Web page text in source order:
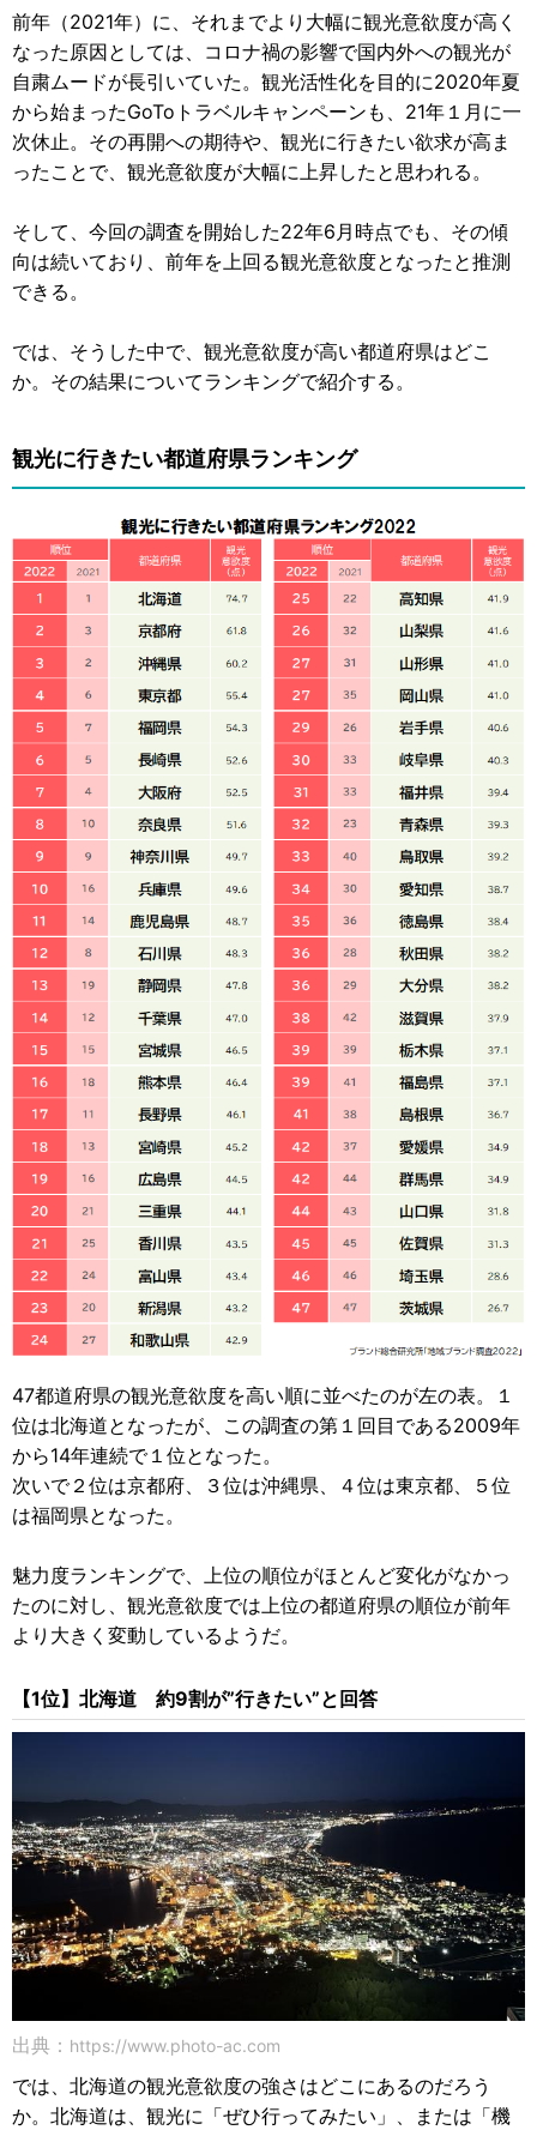
前年（2021年）に、それまでより大幅に観光意欲度が高く
なった原因としては、コロナ禍の影響で国内外への観光が
自粛ムードが長引いていた。観光活性化を目的に2020年夏
から始まったGoToトラベルキャンペーンも、21年１月に一
次休止。その再開への期待や、観光に行きたい欲求が高ま
ったことで、観光意欲度が大幅に上昇したと思われる。
そして、今回の調査を開始した22年6月時点でも、その傾
向は続いており、前年を上回る観光意欲度となったと推測
できる。
では、そうした中で、観光意欲度が高い都道府県はどこ
か。その結果についてランキングで紹介する。
観光に行きたい都道府県ランキング
47都道府県の観光意欲度を高い順に並べたのが左の表。１
位は北海道となったが、この調査の第１回目である2009年
から14年連続で１位となった。
次いで２位は京都府、３位は沖縄県、４位は東京都、５位
は福岡県となった。
魅力度ランキングで、上位の順位がほとんど変化がなかっ
たのに対し、観光意欲度では上位の都道府県の順位が前年
より大きく変動しているようだ。
【1位】北海道 約9割が”行きたい”と回答
出典： https://www.photo-ac.com
では、北海道の観光意欲度の強さはどこにあるのだろう
か。北海道は、観光に「ぜひ行ってみたい」、または「機